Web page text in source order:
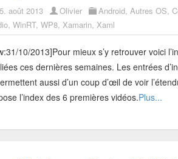
août 2013 Olivier Android, Autres OS,
, WinRT, WP8, Xamarin, Xaml
10/2013]Pour mieux s’y retrouver voici
ces dernières semaines. Les entrées
aussi d’un coup d’œil de voir
l’index des 6 premières vidéos.Plus...